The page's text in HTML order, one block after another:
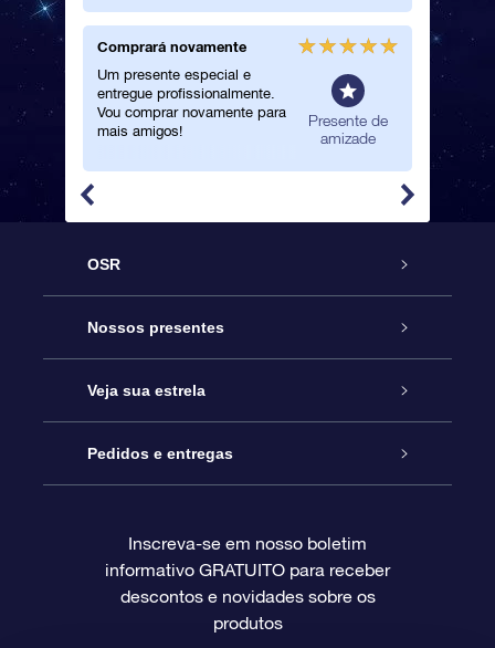
localizar nossa estrela.
Comprará novamente
Um presente especial e
entregue profissionalmente.
Vou comprar novamente para
mais amigos!
Presente de
amizade
as
que
OSR
Serviço
Entre em contato conosco
Blog
Avaliações
Nossos presentes
Presente estrelar on-line
Pacote de presente da OSR
O cartão de presente da OSR
Presentes corporativos
Veja sua estrela
Star Register
Página estelar personalizada
Um Milhão de Estrelas
Pedidos e entregas
Informações de pagamento
Inscreva-se em nosso boletim
informativo GRATUITO para receber
descontos e novidades sobre os
produtos